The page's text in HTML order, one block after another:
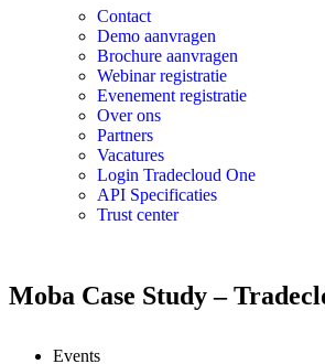
Contact
Demo aanvragen
Brochure aanvragen
Webinar registratie
Evenement registratie
Over ons
Partners
Vacatures
Login Tradecloud One
API Specificaties
Trust center
Moba Case Study –
Events